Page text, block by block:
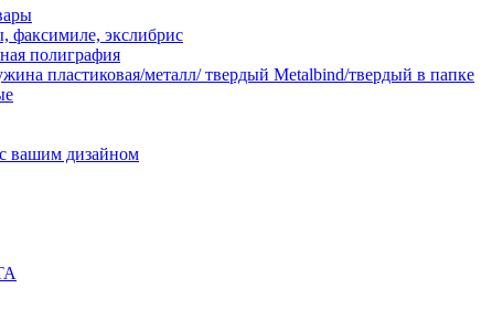
факсимиле, экслибрис
полиграфия
пластиковая/металл/ твердый Metalbind/твердый в папке
вашим дизайном